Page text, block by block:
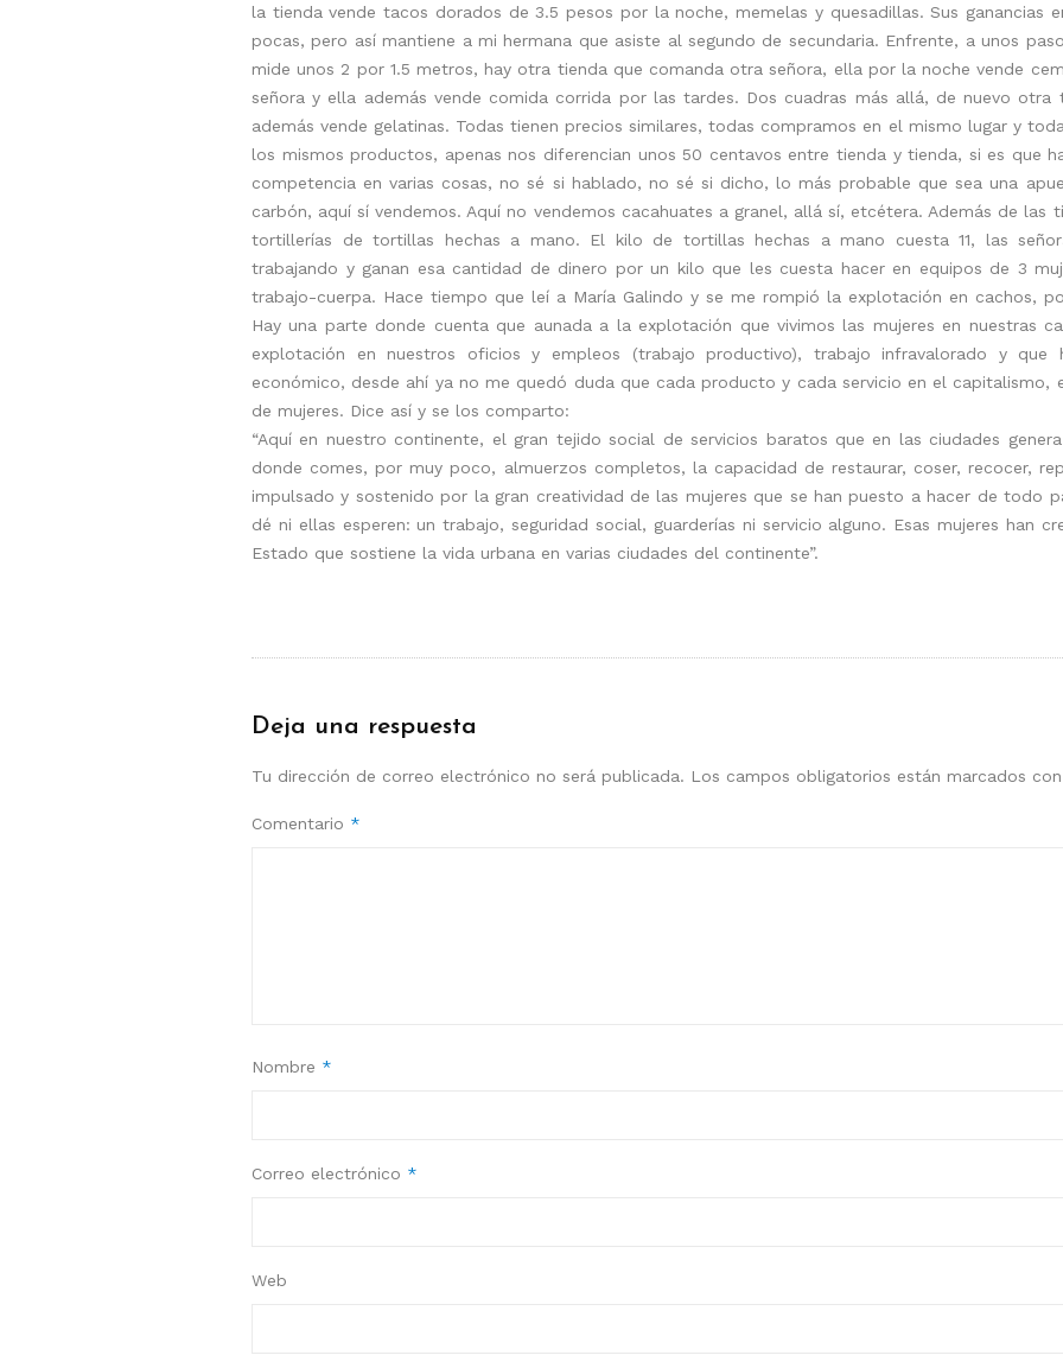
la tienda vende tacos dorados de 3.5 pesos por la noche, memelas y quesadillas. Sus ganancias
pocas, pero así mantiene a mi hermana que asiste al segundo de secundaria. Enfrente, a unos
mide unos 2 por 1.5 metros, hay otra tienda que comanda otra señora, ella por la noche vende
señora y ella además vende comida corrida por las tardes. Dos cuadras más allá, de nuevo otra
además vende gelatinas. Todas tienen precios similares, todas compramos en el mismo lugar y
los mismos productos, apenas nos diferencian unos 50 centavos entre tienda y tienda, si es que
competencia en varias cosas, no sé si hablado, no sé si dicho, lo más probable que sea una
carbón, aquí sí vendemos. Aquí no vendemos cacahuates a granel, allá sí, etcétera. Además de las
tortillerías de tortillas hechas a mano. El kilo de tortillas hechas a mano cuesta 11, las
trabajando y ganan esa cantidad de dinero por un kilo que les cuesta hacer en equipos de 3
trabajo-cuerpa. Hace tiempo que leí a María Galindo y se me rompió la explotación en cachos,
Hay una parte donde cuenta que aunada a la explotación que vivimos las mujeres en nuestras
explotación en nuestros oficios y empleos (trabajo productivo), trabajo infravalorado y
económico, desde ahí ya no me quedó duda que cada producto y cada servicio en el capitalismo,
de mujeres. Dice así y se los comparto:
“Aquí en nuestro continente, el gran tejido social de servicios baratos que en las ciudades
donde comes, por muy poco, almuerzos completos, la capacidad de restaurar, coser, recocer,
impulsado y sostenido por la gran creatividad de las mujeres que se han puesto a hacer de todo
dé ni ellas esperen: un trabajo, seguridad social, guarderías ni servicio alguno. Esas mujeres han
Estado que sostiene la vida urbana en varias ciudades del continente”.
Deja una respuesta
Tu dirección de correo electrónico no será publicada. Los campos obligatorios están marcados
Comentario *
Nombre *
Correo electrónico *
Web